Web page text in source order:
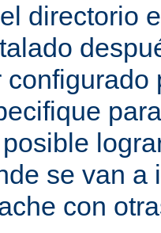
directorio
configurado
se van a
con